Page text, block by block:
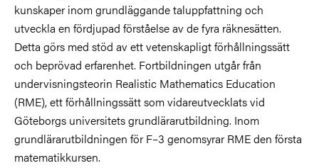
kunskaper inom grundläggande taluppfattning och
utveckla en fördjupad förståelse av de fyra räknesätten.
Detta görs med stöd av ett vetenskapligt förhållningssätt
och beprövad erfarenhet. Fortbildningen utgår från
undervisningsteorin Realistic Mathematics Education
(RME), ett förhållningssätt som vidareutvecklats vid
Göteborgs universitets grundlärarutbildning. Inom
grundlärarutbildningen för F–3 genomsyrar RME den första
matematikkursen.